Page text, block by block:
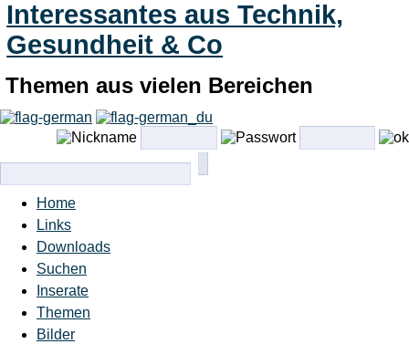
Interessantes aus Technik,
Gesundheit & Co
Themen aus vielen Bereichen
Home
Links
Downloads
Suchen
Inserate
Themen
Bilder